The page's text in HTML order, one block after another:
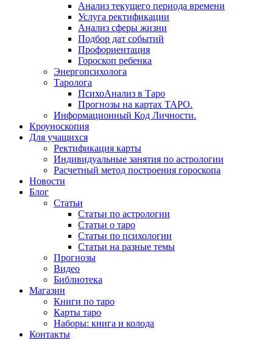
Анализ текущего периода времени
Услуга ректификации
Анализ сферы жизни
Подбор дат событий
Профориентация
Гороскоп ребенка
Энергопсихолога
Таролога
ПсихоАнализ в Таро
Прогнозы на картах ТАРО.
Информационный Код Личности.
Кроуноскопия
Для учащихся
Ректификация карты
Индивидуальные занятия по астрологии
Расчетный метод построения гороскопа
Новости
Блог
Статьи
Статьи по астрологии
Статьи о таро
Статьи по психологии
Статьи на разные темы
Прогнозы
Видео
Библиотека
Магазин
Книги по таро
Карты таро
Наборы: книга и колода
Контакты